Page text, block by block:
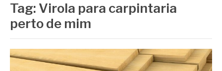
Tag: Virola para carpintaria
perto de mim